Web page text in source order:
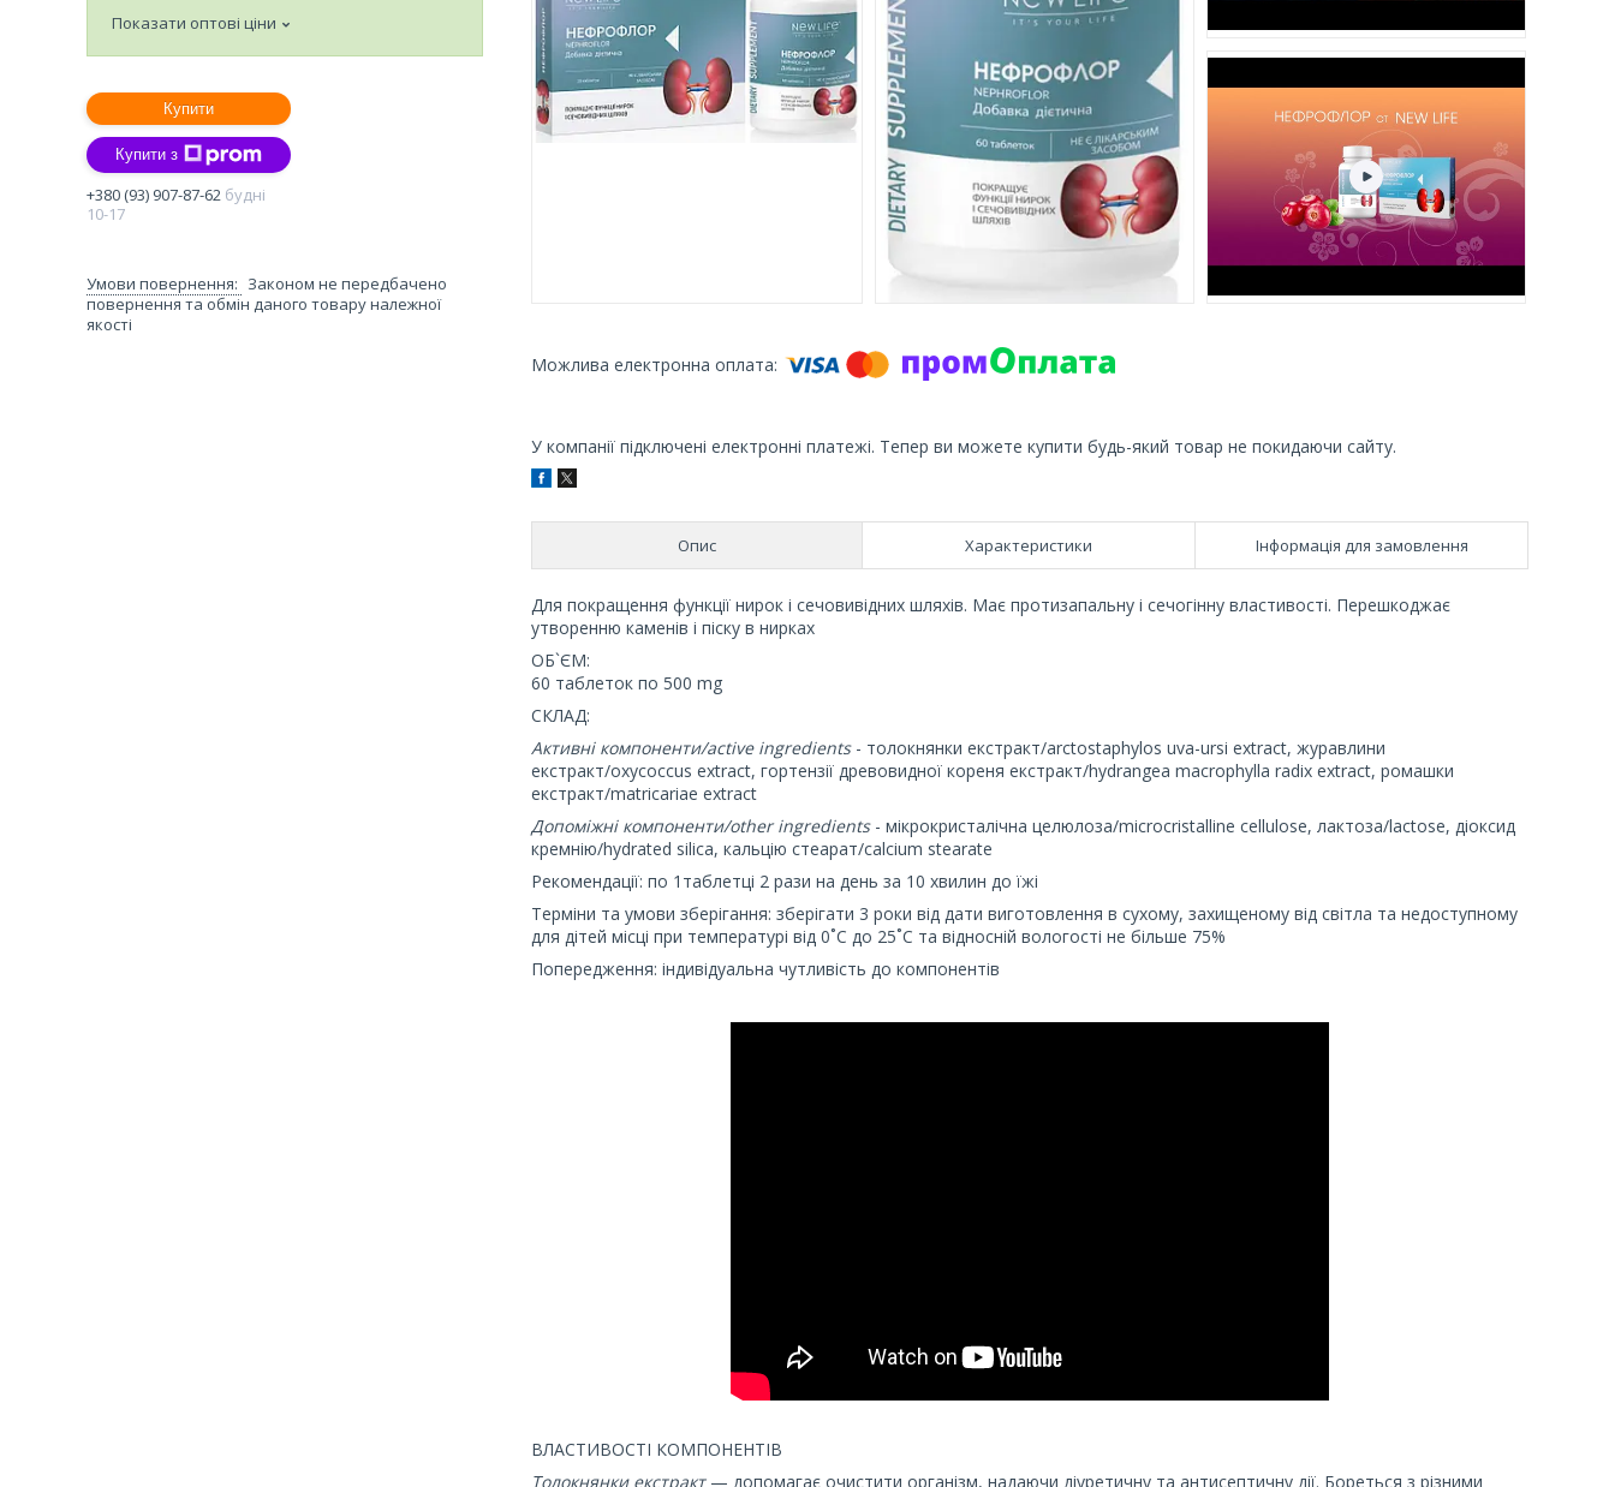
У компанії підключені електронні платежі. Тепер ви можете купити будь-який товар не покидаючи сайту.
Опис Характеристики Інформація для замовлення
Для покращення функції нирок і сечовивідних шляхів. Має протизапальну і сечогінну властивості. Перешкоджає
утворенню каменів і піску в нирках
ОБ`ЄМ:
60 таблеток по 500 mg
СКЛАД:
Активні компоненти/active ingredients- толокнянки екстракт/arctostaphylos uva-ursi extract, журавлини
екстракт/oxycoccus extract, гортензії древовидної кореня екстракт/hydrangea macrophylla radix extract, ромашки
екстракт/matricariae extract
Допоміжні компоненти/other ingredients- мікрокристалічна целюлоза/microcristalline cellulose, лактоза/lactose, діоксид
кремнію/hydrated silica, кальцію стеарат/calcium stearate
Рекомендації: по 1таблетці 2 рази на день за 10 хвилин до їжі
Терміни та умови зберігання: зберігати 3 роки від дати виготовлення в сухому, захищеному від світла та недоступному
для дітей місці при температурі від 0˚С до 25˚С та відносній вологості не більше 75%
Попередження: індивідуальна чутливість до компонентів
ВЛАСТИВОСТІ КОМПОНЕНТІВ
Толокнянки екстракт— допомагає очистити організм, надаючи діуретичну та антисептичну дії. Бореться з різними
Показати оптові ціни
Купити
Купити з
+380 (93) 907-87-62 будні
10-17
Законом не передбачено
повернення та обмін даного товару належної
якості